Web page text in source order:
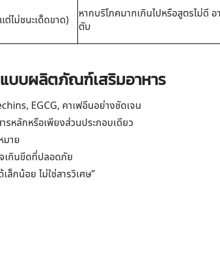
ไม่ชนะเด็ดขาด)
หากบริโภคมากเกินไปหรือสูตรไม่ดี
ตับ
แบบผลิตภัณฑ์เสริมอาหาร
EGCG, คาเฟอีนอย่างชัดเจน
รหลักหรือเพียงส่วนประกอบเดียว
มาย
เกินขีดที่ปลอดภัย
ล็กน้อย ไม่ใช่สารวิเศษ”